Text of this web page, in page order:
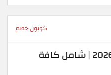
كوبون خصم
10% كوبون خصم ريفا 2026 | شامل كافة